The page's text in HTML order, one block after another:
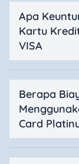
Apa
Kartu
VISA
Berapa
Card